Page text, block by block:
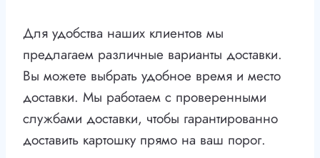
Для удобства наших клиентов мы
предлагаем различные варианты доставки.
Вы можете выбрать удобное время и место
доставки. Мы работаем с проверенными
службами доставки, чтобы гарантированно
доставить картошку прямо на ваш порог.